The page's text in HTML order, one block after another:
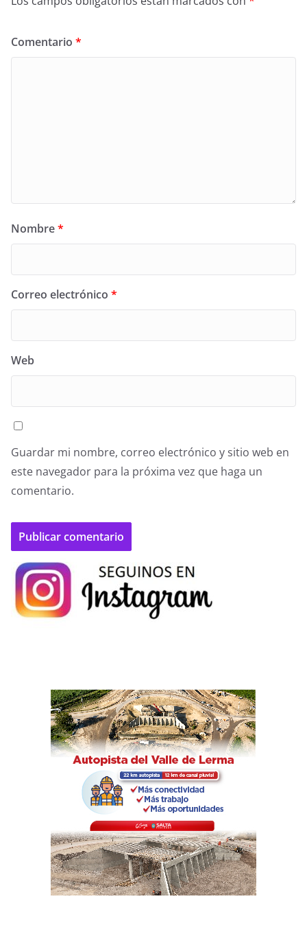
Comentario *
Nombre*
Correo electrónico *
Web
Guardar mi nombre, correo electrónico y sitio web en
este navegador para la próxima vez que haga un
comentario.